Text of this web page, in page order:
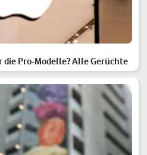
die Pro-Modelle? Alle Gerüchte